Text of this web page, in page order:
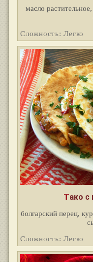
масло
Сложность: Легко
Тако
болгарский перец,
Сложность: Легко